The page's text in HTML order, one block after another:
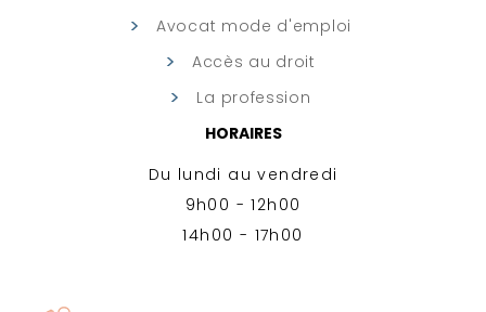
Avocat mode d'emploi
Accès au droit
La profession
HORAIRES
Du lundi au vendredi
9h00 - 12h00
14h00 - 17h00